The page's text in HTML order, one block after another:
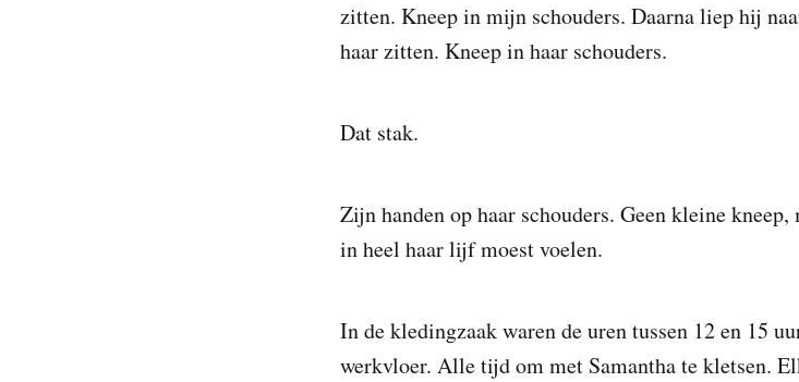
zitten. Kneep in mijn schouders. Daarna liep hij
haar zitten. Kneep in haar schouders.
Dat stak.
Zijn handen op haar schouders. Geen kleine
in heel haar lijf moest voelen.
In de kledingzaak waren de uren tussen 12 en 15
werkvloer. Alle tijd om met Samantha te kletsen.